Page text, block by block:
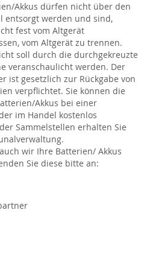
Akkus dürfen nicht über den
entsorgt werden und sind,
fest vom Altgerät
vom Altgerät zu trennen.
soll durch die durchgekreuzte
veranschaulicht werden. Der
ist gesetzlich zur Rückgabe von
verpflichtet. Sie können die
Akkus bei einer
im Handel kostenlos
Sammelstellen erhalten Sie
wir Ihre Batterien/ Akkus
Sie diese bitte an: